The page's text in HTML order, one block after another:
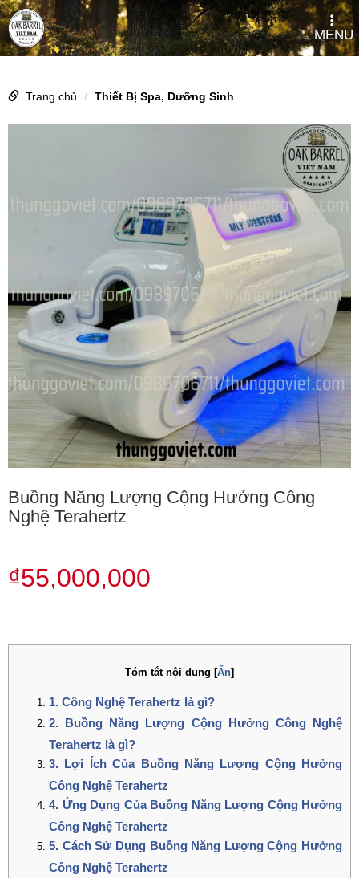
MENU
Trang chủ Thiết Bị Spa, Dưỡng Sinh
Buồng Năng Lượng Cộng Hưởng Công
Nghệ Terahertz
₫55,000,000
Tóm tắt nội dung [Ẩn]
1. Công Nghệ Terahertz là gì?
2. Buồng Năng Lượng Cộng Hưởng Công Nghệ
Terahertz là gì?
3. Lợi Ích Của Buồng Năng Lượng Cộng Hưởng
Công Nghệ Terahertz
4. Ứng Dụng Của Buồng Năng Lượng Cộng Hưởng
Công Nghệ Terahertz
5. Cách Sử Dụng Buồng Năng Lượng Cộng Hưởng
Công Nghệ Terahertz